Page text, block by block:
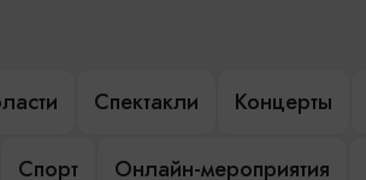
Спектакли Концерты
Спорт Онлайн-мероприятия